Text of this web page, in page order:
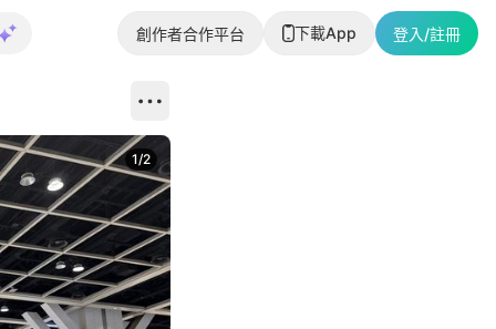
創作者合作平台 下載App 登入/註冊
1/2